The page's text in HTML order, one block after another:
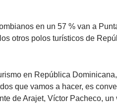
en un 57 % van a
otros polos turísticos de
en República
que vamos a hacer, es
de Arajet, Víctor Pacheco, un